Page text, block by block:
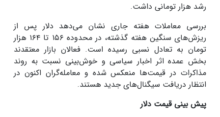
رشد هزار تومانی داشت.
بررسی معاملات هفته جاری نشان می‌دهد دلار پس از
ریزش‌های سنگین هفته‌ گذشته، در محدوده ۱۵۶ تا ۱۶۴ هزار
تومان به تعادل نسبی رسیده است. فعالان بازار معتقدند
بخش عمده اثر اخبار سیاسی و خوش‌بینی نسبت به روند
مذاکرات در قیمت‌ها منعکس شده و معامله‌گران اکنون در
انتظار دریافت سیگنال‌های جدید هستند.
پیش‌ بینی قیمت دلار